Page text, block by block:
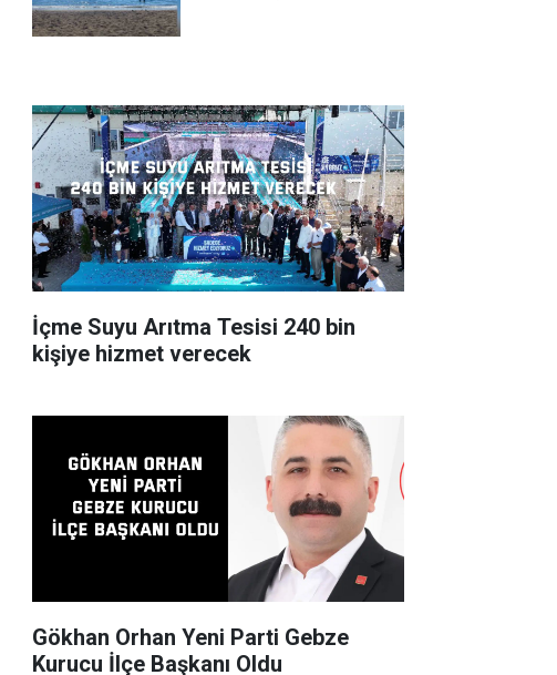
İçme Suyu Arıtma Tesisi 240 bin
kişiye hizmet verecek
Gökhan Orhan Yeni Parti Gebze
Kurucu İlçe Başkanı Oldu